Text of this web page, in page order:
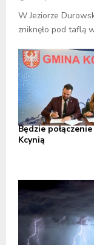
W Jeziorze
zniknęło pod taflą
Będzie
Kcynią